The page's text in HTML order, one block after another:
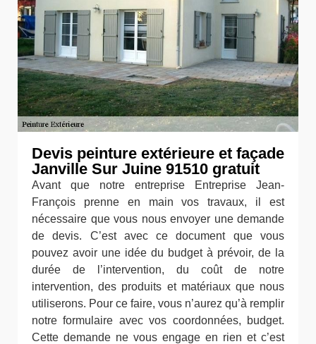
Devis peinture extérieure et façade
Janville Sur Juine 91510 gratuit
Avant que notre entreprise Entreprise Jean-
François prenne en main vos travaux, il est
nécessaire que vous nous envoyer une demande
de devis. C’est avec ce document que vous
pouvez avoir une idée du budget à prévoir, de la
durée de l’intervention, du coût de notre
intervention, des produits et matériaux que nous
utiliserons. Pour ce faire, vous n’aurez qu’à remplir
notre formulaire avec vos coordonnées, budget.
Cette demande ne vous engage en rien et c’est